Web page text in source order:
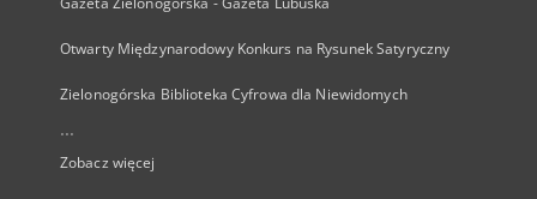
Otwarty Międzynarodowy Konkurs na Rysunek Satyryczny
Zielonogórska Biblioteka Cyfrowa dla Niewidomych
...
Zobacz więcej